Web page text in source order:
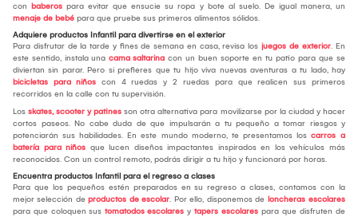
con baberos para evitar que ensucie su ropa y bote al suelo. De igual manera, un
menaje de bebé para que pruebe sus primeros alimentos sólidos.
Adquiere productos Infantil para divertirse en el exterior
Para disfrutar de la tarde y fines de semana en casa, revisa los juegos de exterior. En
este sentido, instala una cama saltarina con un buen soporte en tu patio para que se
diviertan sin parar. Pero si prefieres que tu hijo viva nuevas aventuras a tu lado, hay
bicicletas para niños con 4 ruedas y 2 ruedas para que realicen sus primeros
recorridos en la calle con tu supervisión.
Los skates, scooter y patines son otra alternativa para movilizarse por la ciudad y hacer
cortos paseos. No cabe duda de que impulsarán a tu pequeño a tomar riesgos y
potenciarán sus habilidades. En este mundo moderno, te presentamos los carros a
batería para niños que lucen diseños impactantes inspirados en los vehículos más
reconocidos. Con un control remoto, podrás dirigir a tu hijo y funcionará por horas.
Encuentra productos Infantil para el regreso a clases
Para que los pequeños estén preparados en su regreso a clases, contamos con la
mejor selección de productos de escolar. Por ello, disponemos de loncheras escolares
para que coloquen sus tomatodos escolares y tapers escolares para que disfruten de